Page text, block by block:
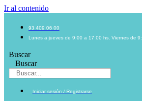
Ir al contenido
93 409 06 00
Lunes a jueves de 9:00 a 17:00 hs. Viernes de
Buscar
Buscar
Iniciar sesión / Registrarse